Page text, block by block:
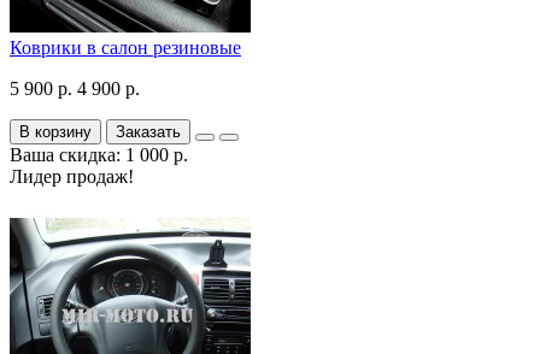
Коврики в салон резиновые
5 900 р. 4 900 р.
В корзину Заказать
Ваша скидка: 1 000 р.
Лидер продаж!